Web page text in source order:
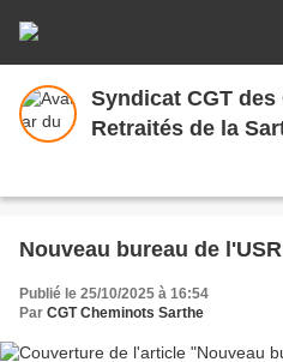
Syndicat CGT
Retraités de la
Nouveau bureau de
Publié le 25/10/2025 à 16:54
Par CGT Cheminots Sarthe